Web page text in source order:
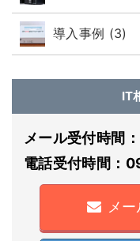
導入事例 (3)
IT
メール受付時間
電話受付時間：
メ